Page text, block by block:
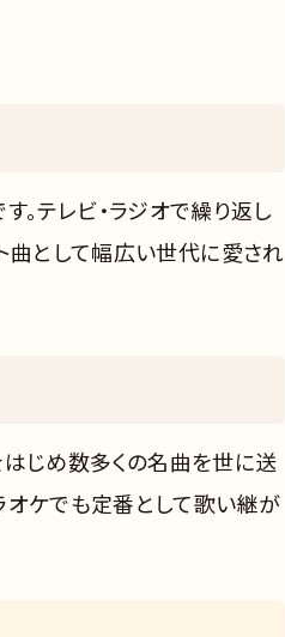
。テレビ・ラジオで繰り返し
曲として幅広い世代に愛され
はじめ数多くの名曲を世に送
オケでも定番として歌い継が